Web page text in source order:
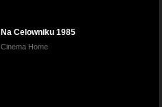
Na Celowniku 1985
Cinema Home